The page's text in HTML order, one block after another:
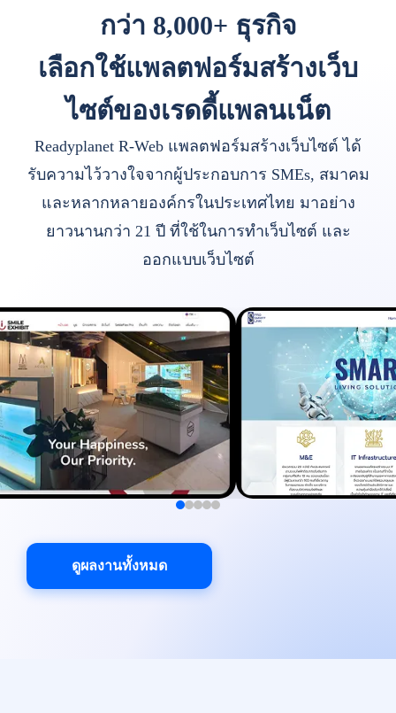
กว่า 8,000+ ธุรกิจ
เลือกใช้แพลตฟอร์มสร้างเว็บ
ไซต์ของเรดดี้แพลนเน็ต
Readyplanet R-Web แพลตฟอร์มสร้างเว็บไซต์ ได้
รับความไว้วางใจจากผู้ประกอบการ SMEs, สมาคม
และหลากหลายองค์กรในประเทศไทย มาอย่าง
ยาวนานกว่า 21 ปี ที่ใช้ในการทำเว็บไซต์ และ
ออกแบบเว็บไซต์
ดูผลงานทั้งหมด